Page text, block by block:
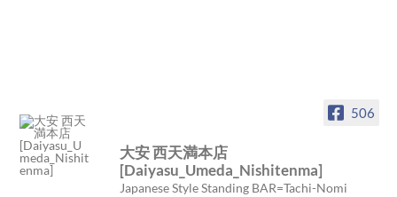
506
大安 西天満本店
[Daiyasu_Umeda_Nishitenma]
Japanese Style Standing BAR=Tachi-Nomi